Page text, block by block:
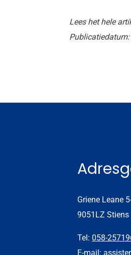
Lees het hele
Publicatiedatum:
Griene Leane
9051LZ Stiens
Tel: 058-
E-mail: